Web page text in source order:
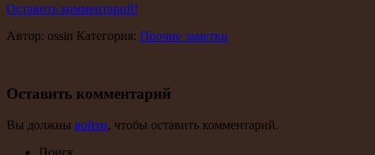
Оставить комментарий!
Автор: ossin Категория: Прочие заметки
Оставить комментарий
Вы должны войти, чтобы оставить комментарий.